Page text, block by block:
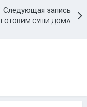
Следующая запись
ГОТОВИМ СУШИ ДОМА